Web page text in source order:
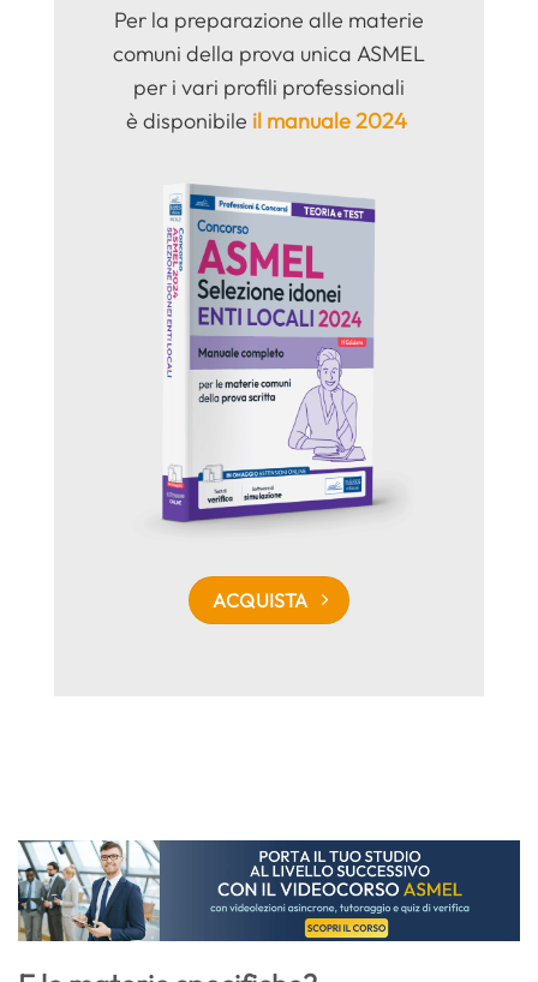
Per la preparazione alle materie
comuni della prova unica ASMEL
per i vari profili professionali
è disponibile il manuale 2024
ACQUISTA